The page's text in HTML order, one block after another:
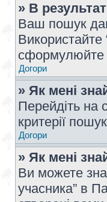
» В
Ваш пошук дав
сформулюйте
Догори
» Як мені
Перейдіть на
критерії
Догори
» Як мені
Ви можете
учасника” в